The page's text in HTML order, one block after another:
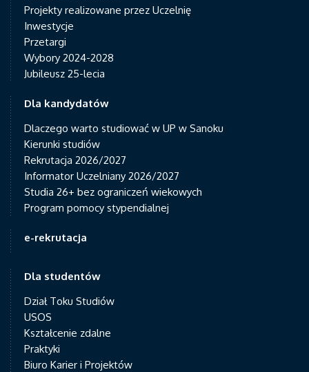
Projekty realizowane przez Uczelnię
Inwestycje
Przetargi
Wybory 2024-2028
Jubileusz 25-lecia
Dla kandydatów
Dlaczego warto studiować w UP w Sanoku
Kierunki studiów
Rekrutacja 2026/2027
Informator Uczelniany 2026/2027
Studia 26+ bez ograniczeń wiekowych
Program pomocy stypendialnej
e-rekrutacja
Dla studentów
Dział Toku Studiów
USOS
Kształcenie zdalne
Praktyki
Biuro Karier i Projektów